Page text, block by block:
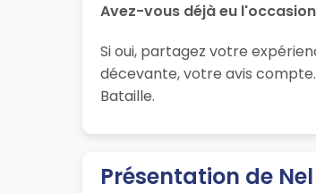
Avez-vous déjà eu
Si oui, partagez votre
décevante, votre avis
Bataille.
Présentation de